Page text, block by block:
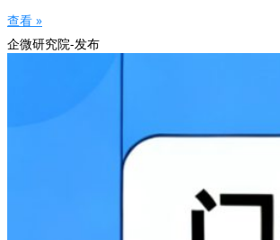
查看 »
企微研究院-发布